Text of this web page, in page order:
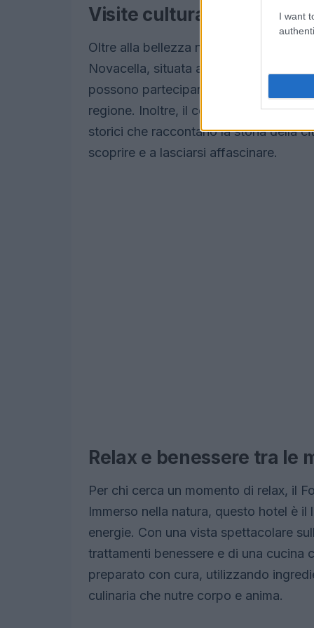
I want
Visite culturali e storiche
Oltre alla bellezza naturale,
Novacella, situata a pochi chilometri
possono partecipare a degustazioni di
regione. Inoltre, il centro storico di
storici che raccontano la storia della
scoprire e a lasciarsi affascinare.
Relax e benessere tra le
Per chi cerca un momento di relax, il
Immerso nella natura, questo hotel è
energie. Con una vista spettacolare
trattamenti benessere e di una
preparato con cura, utilizzando
culinaria che nutre corpo e anima.